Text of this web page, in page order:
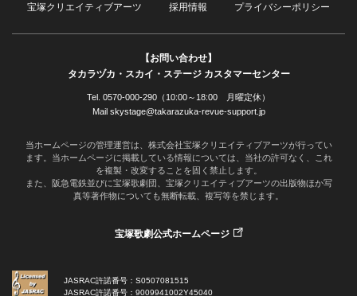
宝塚クリエイティブアーツ 採用情報 プライバシーポリシー
【お問い合わせ】
タカラヅカ・スカイ・ステージ カスタマーセンター
Tel. 0570-000-290（10:00～18:00 月曜定休）
Mail skystage@takarazuka-revue-support.jp
当ホームページの管理運営は、株式会社宝塚クリエイティブアーツが行ってい
ます。当ホームページに掲載している情報については、当社の許可なく、これ
を複製・改変することを固く禁止します。
また、阪急電鉄並びに宝塚歌劇団、宝塚クリエイティブアーツの出版物ほか写
真等著作物についても無断転載、複写等を禁じます。
宝塚歌劇公式ホームページ
JASRAC許諾番号：S0507081515
JASRAC許諾番号：9009941002Y45040